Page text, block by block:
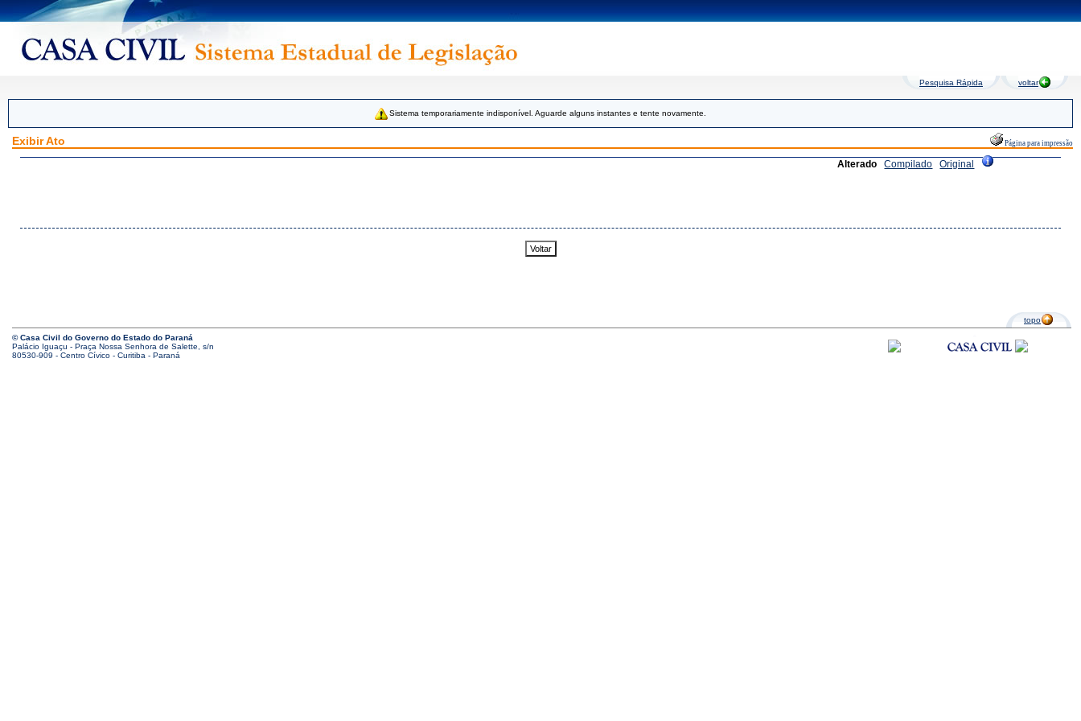
Pesquisa Rápida voltar
Sistema temporariamente indisponível. Aguarde alguns instantes e tente novamente.
Exibir Ato Página para impressão
Alterado Compilado Original
topo
© Casa Civil do Governo do Estado do Paraná
Palácio Iguaçu - Praça Nossa Senhora de Salette, s/n
80530-909 - Centro Cívico - Curitiba - Paraná